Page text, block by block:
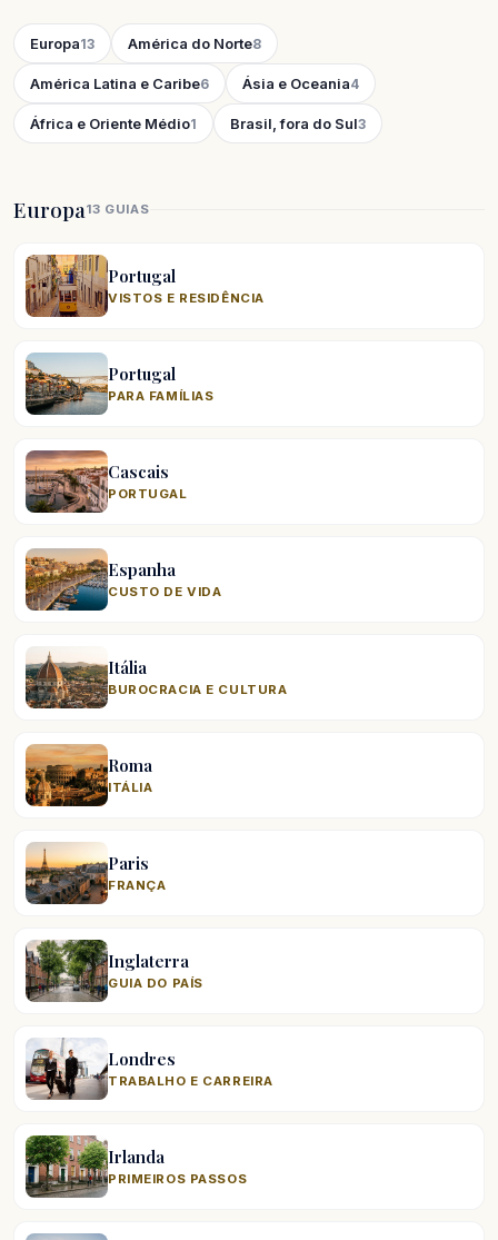
Europa13 América do Norte8
América Latina e Caribe6 Ásia e Oceania4
África e Oriente Médio1 Brasil, fora do Sul3
Europa13 GUIAS
Portugal
VISTOS E RESIDÊNCIA
Portugal
PARA FAMÍLIAS
Cascais
PORTUGAL
Espanha
CUSTO DE VIDA
Itália
BUROCRACIA E CULTURA
Roma
ITÁLIA
Paris
FRANÇA
Inglaterra
GUIA DO PAÍS
Londres
TRABALHO E CARREIRA
Irlanda
PRIMEIROS PASSOS